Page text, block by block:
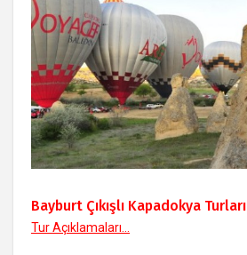
Bayburt Çıkışlı Kapadokya Turları
Tur Açıklamaları...